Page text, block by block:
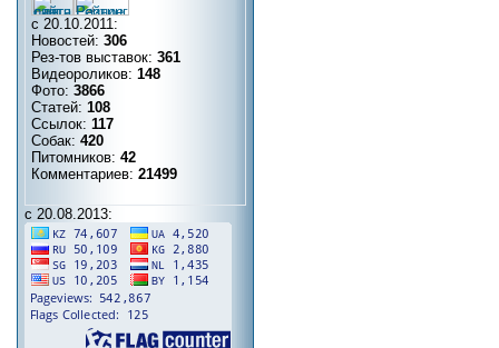
с 20.10.2011:
Новостей: 306
Рез-тов выставок: 361
Видеороликов: 148
Фото: 3866
Статей: 108
Ссылок: 117
Собак: 420
Питомников: 42
Комментариев: 21499
с 20.08.2013: